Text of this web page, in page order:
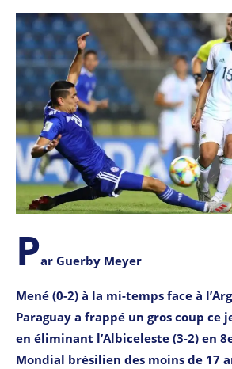
Par Guerby Meyer
Mené (0-2) à la mi-temps face à
Paraguay a frappé un gros coup ce
en éliminant l’Albiceleste (3-2) en
Mondial brésilien des moins de 17